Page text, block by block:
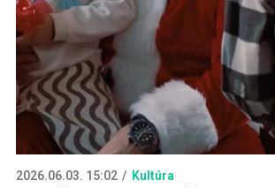
2026.06.03. 15:02 Kultúra